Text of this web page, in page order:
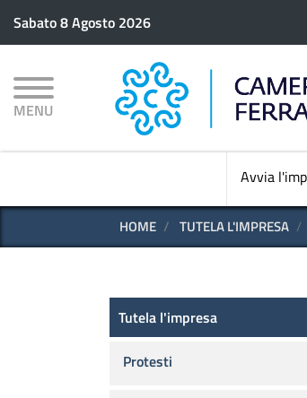
Sabato 8 Agosto 2026
MENU
Avvia
HOME TUTELA L'IMPRESA
Tutela l'impresa
Tutela l'impresa
Protesti